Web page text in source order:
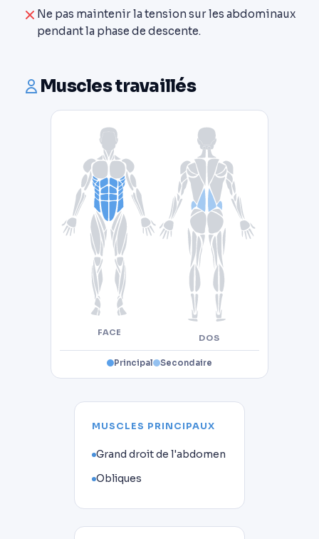
Ne pas maintenir la tension sur les abdominaux
pendant la phase de descente.
Muscles travaillés
FACE
DOS
Principal Secondaire
MUSCLES PRINCIPAUX
Grand droit de l'abdomen
Obliques